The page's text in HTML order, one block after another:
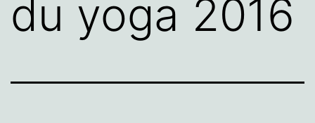
du yoga 2016